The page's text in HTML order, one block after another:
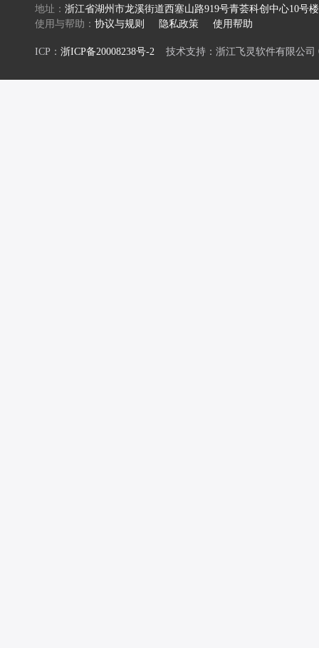
地址：浙江省湖州市龙溪街道西塞山路919号青荟科创中心10号
使用与帮助：协议与规则 隐私政策 使用帮助
ICP：浙ICP备20008238号-2 技术支持：浙江飞灵软件有限公司